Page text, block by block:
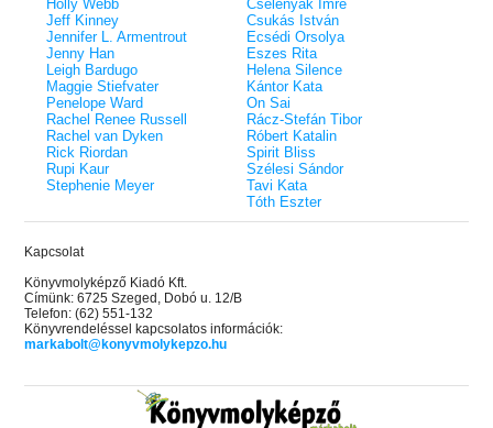
Holly Webb
Jeff Kinney
Jennifer L. Armentrout
Jenny Han
Leigh Bardugo
Maggie Stiefvater
Penelope Ward
Rachel Renee Russell
Rachel van Dyken
Rick Riordan
Rupi Kaur
Stephenie Meyer
Cselenyák Imre
Csukás István
Ecsédi Orsolya
Eszes Rita
Helena Silence
Kántor Kata
On Sai
Rácz-Stefán Tibor
Róbert Katalin
Spirit Bliss
Szélesi Sándor
Tavi Kata
Tóth Eszter
Kapcsolat
Könyvmolyképző Kiadó Kft.
Címünk: 6725 Szeged, Dobó u. 12/B
Telefon: (62) 551-132
Könyvrendeléssel kapcsolatos információk:
markabolt@konyvmolykepzo.hu